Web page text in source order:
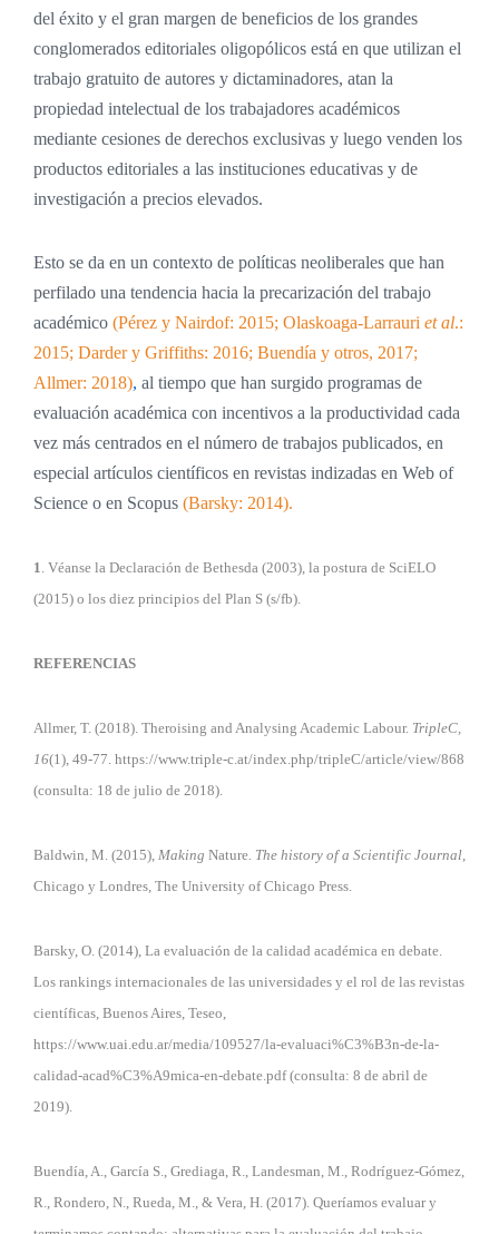
del éxito y el gran margen de beneficios de los grandes
conglomerados editoriales oligopólicos está en que utilizan el
trabajo gratuito de autores y dictaminadores, atan la
propiedad intelectual de los trabajadores académicos
mediante cesiones de derechos exclusivas y luego venden los
productos editoriales a las instituciones educativas y de
investigación a precios elevados.
Esto se da en un contexto de políticas neoliberales que han
perfilado una tendencia hacia la precarización del trabajo
académico (Pérez y Nairdof: 2015; Olaskoaga-Larrauri et al.:
2015; Darder y Griffiths: 2016; Buendía y otros, 2017;
Allmer: 2018), al tiempo que han surgido programas de
evaluación académica con incentivos a la productividad cada
vez más centrados en el número de trabajos publicados, en
especial artículos científicos en revistas indizadas en Web of
Science o en Scopus (Barsky: 2014).
1. Véanse la Declaración de Bethesda (2003), la postura de SciELO
(2015) o los diez principios del Plan S (s/fb).
REFERENCIAS
Allmer, T. (2018). Theroising and Analysing Academic Labour. TripleC,
16(1), 49-77. https://www.triple-c.at/index.php/tripleC/article/view/868
(consulta: 18 de julio de 2018).
Baldwin, M. (2015), Making Nature. The history of a Scientific Journal,
Chicago y Londres, The University of Chicago Press.
Barsky, O. (2014), La evaluación de la calidad académica en debate.
Los rankings internacionales de las universidades y el rol de las revistas
científicas, Buenos Aires, Teseo,
https://www.uai.edu.ar/media/109527/la-evaluaci%C3%B3n-de-la-
calidad-acad%C3%A9mica-en-debate.pdf(consulta: 8 de abril de
2019).
Buendía, A., García S., Grediaga, R., Landesman, M., Rodríguez-Gómez,
R., Rondero, N., Rueda, M., & Vera, H. (2017). Queríamos evaluar y